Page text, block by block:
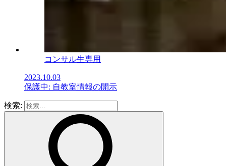
コンサル生専用
2023.10.03
保護中: 自教室情報の開示
検索: